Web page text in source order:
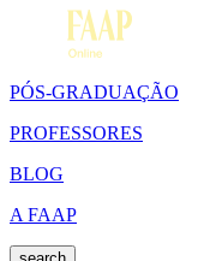
PÓS-GRADUAÇÃO
PROFESSORES
BLOG
A FAAP